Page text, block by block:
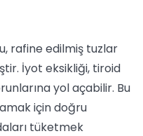
rafine edilmiş tuzlar
İyot eksikliği, tiroid
yol açabilir. Bu
için doğru
tüketmek